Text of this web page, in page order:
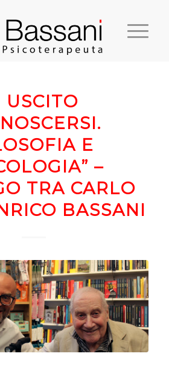
USCITO
E
–
TRA CARLO
BASSANI